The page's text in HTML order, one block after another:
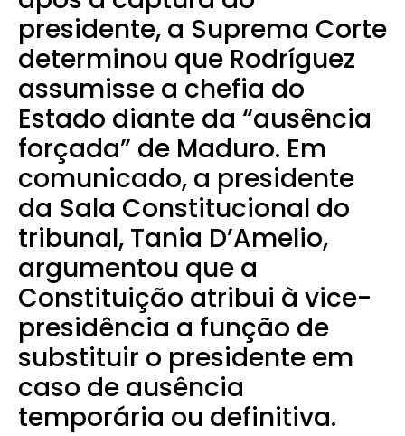
presidente, a Suprema Corte
determinou que Rodríguez
assumisse a chefia do
Estado diante da “ausência
forçada” de Maduro. Em
comunicado, a presidente
da Sala Constitucional do
tribunal, Tania D’Amelio,
argumentou que a
Constituição atribui à vice-
presidência a função de
substituir o presidente em
caso de ausência
temporária ou definitiva.